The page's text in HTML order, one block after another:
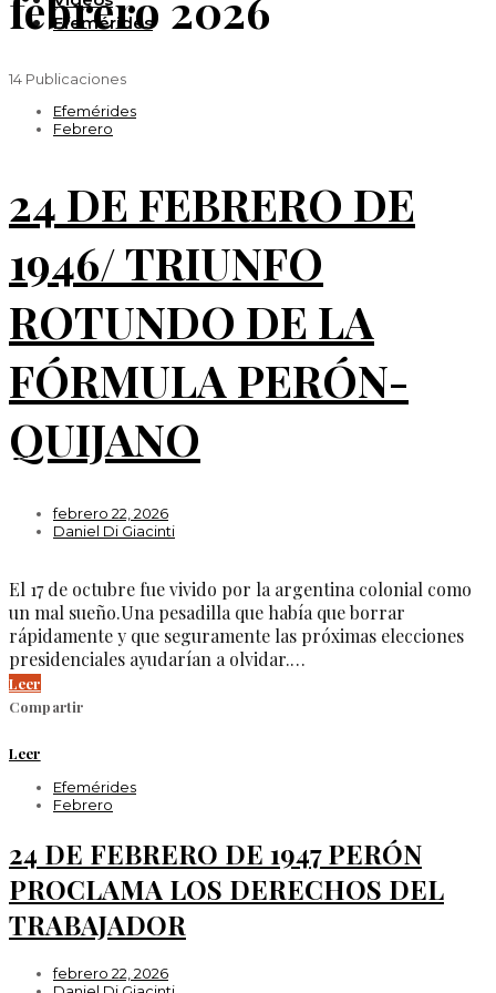
Efemérides
14 Publicaciones
Efemérides
Febrero
24 DE FEBRERO DE
1946/ TRIUNFO
ROTUNDO DE LA
FÓRMULA PERÓN-
QUIJANO
febrero 22, 2026
Daniel Di Giacinti
El 17 de octubre fue vivido por la argentina colonial como
un mal sueño.Una pesadilla que había que borrar
rápidamente y que seguramente las próximas elecciones
presidenciales ayudarían a olvidar.…
Leer
Compartir
Leer
Efemérides
Febrero
24 DE FEBRERO DE 1947 PERÓN
PROCLAMA LOS DERECHOS DEL
TRABAJADOR
febrero 22, 2026